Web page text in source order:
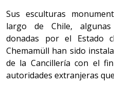
Sus esculturas
largo de Chile,
donadas por el Estado
Chemamüll han sido
de la Cancillería con el
autoridades extranjeras